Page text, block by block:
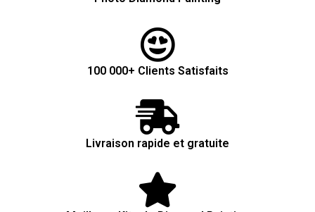
100 000+ Clients Satisfaits
Livraison rapide et gratuite